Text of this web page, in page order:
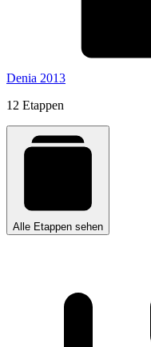
Denia 2013
12 Etappen
Alle Etappen sehen